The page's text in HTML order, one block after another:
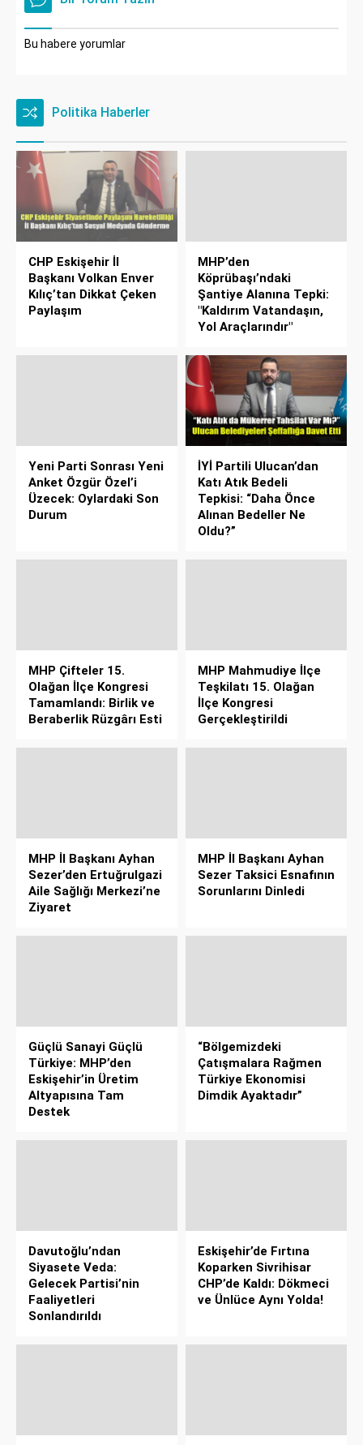
Bu habere yorumlar
Politika Haberler
CHP Eskişehir İl
Başkanı Volkan Enver
Kılıç’tan Dikkat Çeken
Paylaşım
MHP’den
Köprübaşı’ndaki
Şantiye Alanına Tepki:
"Kaldırım Vatandaşın,
Yol Araçlarındır"
Yeni Parti Sonrası Yeni
Anket Özgür Özel’i
Üzecek: Oylardaki Son
Durum
İYİ Partili Ulucan’dan
Katı Atık Bedeli
Tepkisi: “Daha Önce
Alınan Bedeller Ne
Oldu?”
MHP Çifteler 15.
Olağan İlçe Kongresi
Tamamlandı: Birlik ve
Beraberlik Rüzgârı Esti
MHP Mahmudiye İlçe
Teşkilatı 15. Olağan
İlçe Kongresi
Gerçekleştirildi
MHP İl Başkanı Ayhan
Sezer’den Ertuğrulgazi
Aile Sağlığı Merkezi’ne
Ziyaret
MHP İl Başkanı Ayhan
Sezer Taksici Esnafının
Sorunlarını Dinledi
Güçlü Sanayi Güçlü
Türkiye: MHP’den
Eskişehir’in Üretim
Altyapısına Tam
Destek
“Bölgemizdeki
Çatışmalara Rağmen
Türkiye Ekonomisi
Dimdik Ayaktadır”
Davutoğlu’ndan
Siyasete Veda:
Gelecek Partisi’nin
Faaliyetleri
Sonlandırıldı
Eskişehir’de Fırtına
Koparken Sivrihisar
CHP’de Kaldı: Dökmeci
ve Ünlüce Aynı Yolda!